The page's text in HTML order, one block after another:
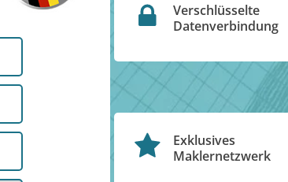
Verschlüsselte
Datenverbindung
Exklusives
Maklernetzwerk